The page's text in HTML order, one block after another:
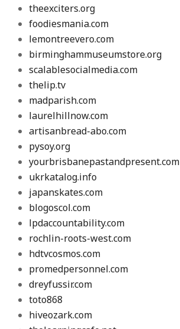
theexciters.org
foodiesmania.com
lemontreevero.com
birminghammuseumstore.org
scalablesocialmedia.com
thelip.tv
madparish.com
laurelhillnow.com
artisanbread-abo.com
pysoy.org
yourbrisbanepastandpresent.com
ukrkatalog.info
japanskates.com
blogoscol.com
lpdaccountability.com
rochlin-roots-west.com
hdtvcosmos.com
promedpersonnel.com
dreyfussir.com
toto868
hiveozark.com